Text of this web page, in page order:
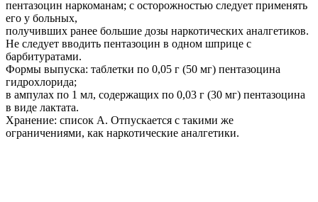
пентазоцин наркоманам; с осторожностью следует применять
его у больных,
получивших ранее большие дозы наркотических аналгетиков.
Не следует вводить пентазоцин в одном шприце с
барбитуратами.
Формы выпуска: таблетки по 0,05 г (50 мг) пентазоцина
гидрохлорида;
в ампулах по 1 мл, содержащих по 0,03 г (30 мг) пентазоцина
в виде лактата.
Хранение: список А. Отпускается с такими же
ограничениями, как наркотические аналгетики.